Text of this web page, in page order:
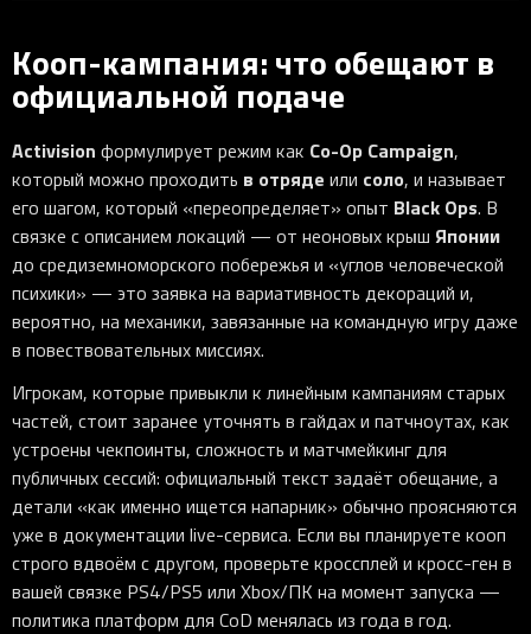
Кооп-кампания: что обещают в
официальной подаче
Activision формулирует режим как Co-Op Campaign,
который можно проходить в отряде или соло, и называет
его шагом, который «переопределяет» опыт Black Ops. В
связке с описанием локаций — от неоновых крыш Японии
до средиземноморского побережья и «углов человеческой
психики» — это заявка на вариативность декораций и,
вероятно, на механики, завязанные на командную игру даже
в повествовательных миссиях.
Игрокам, которые привыкли к линейным кампаниям старых
частей, стоит заранее уточнять в гайдах и патчноутах, как
устроены чекпоинты, сложность и матчмейкинг для
публичных сессий: официальный текст задаёт обещание, а
детали «как именно ищется напарник» обычно проясняются
уже в документации live-сервиса. Если вы планируете кооп
строго вдвоём с другом, проверьте кроссплей и кросс-ген в
вашей связке PS4/PS5 или Xbox/ПК на момент запуска —
политика платформ для CoD менялась из года в год.